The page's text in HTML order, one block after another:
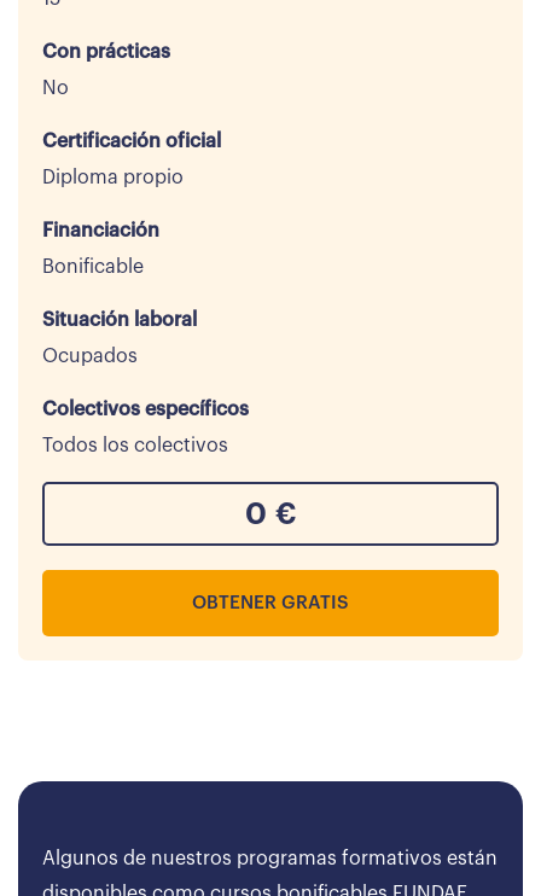
Con prácticas
No
Certificación oficial
Diploma propio
Financiación
Bonificable
Situación laboral
Ocupados
Colectivos específicos
Todos los colectivos
0 €
OBTENER GRATIS
Algunos de nuestros programas formativos están